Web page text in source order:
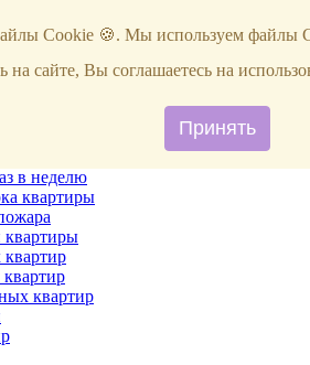
в неделю
квартиры
квартиры
квартир
Cookie 🍪. Мы используем файлы
на сайте, Вы соглашаетесь на
Принять